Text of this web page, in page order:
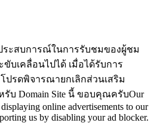
ระสบการณ์ในการรับชมของผู้ชม
ขับเคลื่อนไปได้ เมื่อได้รับการ
รดพิจารณายกเลิกส่วนเสริม
หรับ Domain Site นี้ ขอบคุณครับOur
online advertisements to our
us by disabling your ad blocker.